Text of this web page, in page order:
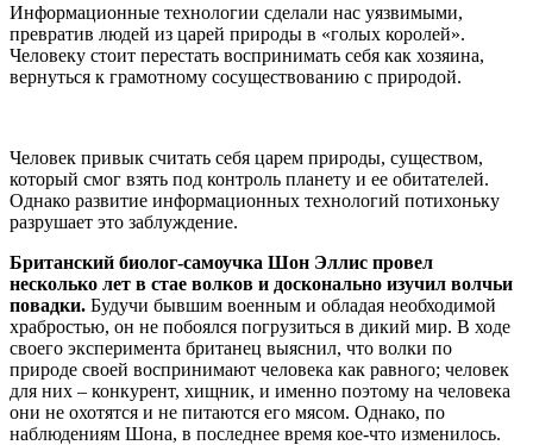
Информационные технологии сделали нас уязвимыми,
превратив людей из царей природы в «голых королей».
Человеку стоит перестать воспринимать себя как хозяина,
вернуться к грамотному сосуществованию с природой.
Человек привык считать себя царем природы, существом,
который смог взять под контроль планету и ее обитателей.
Однако развитие информационных технологий потихоньку
разрушает это заблуждение.
Британский биолог-самоучка Шон Эллис провел
несколько лет в стае волков и досконально изучил волчьи
повадки. Будучи бывшим военным и обладая необходимой
храбростью, он не побоялся погрузиться в дикий мир. В ходе
своего эксперимента британец выяснил, что волки по
природе своей воспринимают человека как равного; человек
для них – конкурент, хищник, и именно поэтому на человека
они не охотятся и не питаются его мясом. Однако, по
наблюдениям Шона, в последнее время кое-что изменилось.